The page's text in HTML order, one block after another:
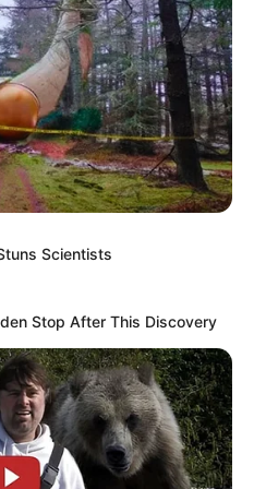
mellett több vidéki
A tervek szerint
Győr intézményei is
Scientists
Stop After This Discovery